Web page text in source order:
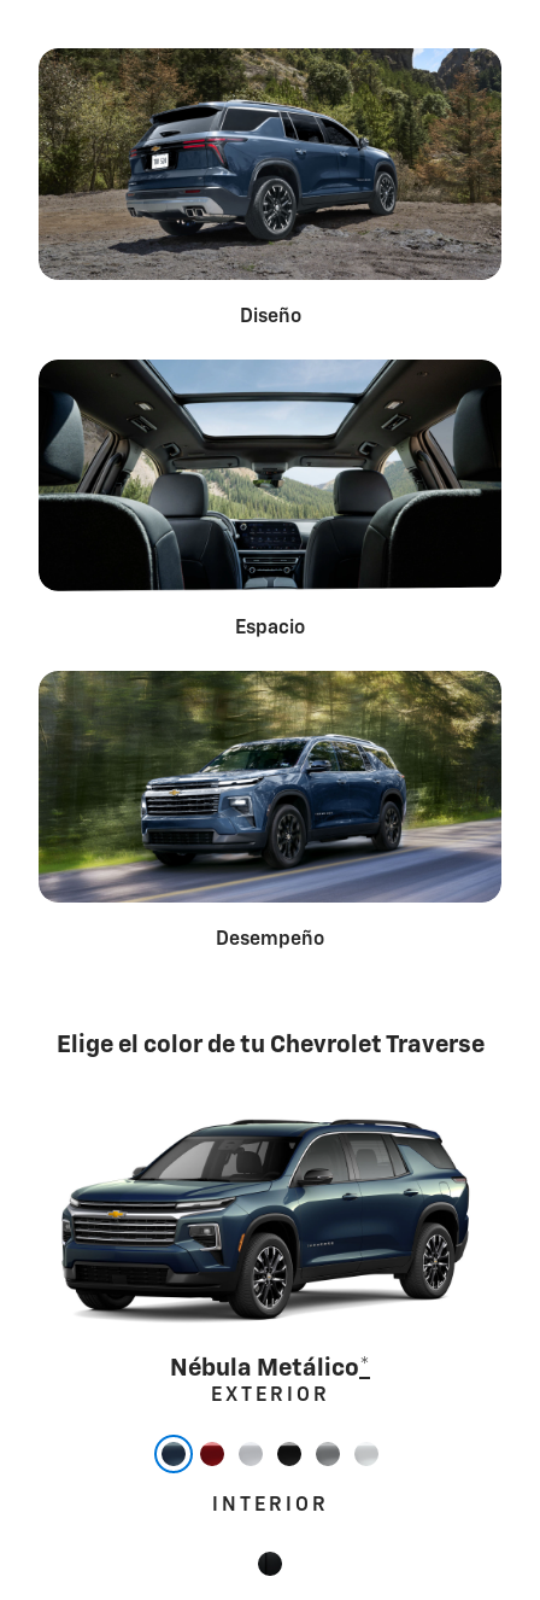
Diseño
Espacio
Desempeño
Elige el color de tu Chevrolet Traverse
EXTERIOR
INTERIOR
Nébula Metálico*